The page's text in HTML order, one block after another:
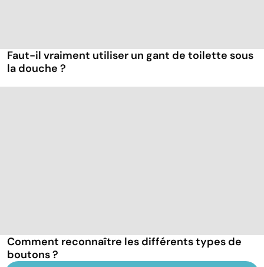
Faut-il vraiment utiliser un gant de toilette sous
la douche ?
Comment reconnaître les différents types de
boutons ?